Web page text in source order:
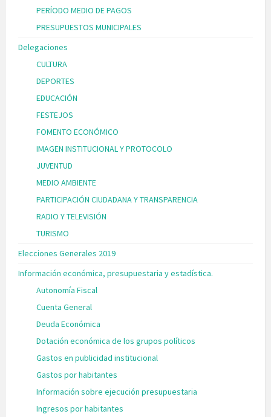
PERÍODO MEDIO DE PAGOS
PRESUPUESTOS MUNICIPALES
Delegaciones
CULTURA
DEPORTES
EDUCACIÓN
FESTEJOS
FOMENTO ECONÓMICO
IMAGEN INSTITUCIONAL Y PROTOCOLO
JUVENTUD
MEDIO AMBIENTE
PARTICIPACIÓN CIUDADANA Y TRANSPARENCIA
RADIO Y TELEVISIÓN
TURISMO
Elecciones Generales 2019
Información económica, presupuestaria y estadística.
Autonomía Fiscal
Cuenta General
Deuda Económica
Dotación económica de los grupos políticos
Gastos en publicidad institucional
Gastos por habitantes
Información sobre ejecución presupuestaria
Ingresos por habitantes